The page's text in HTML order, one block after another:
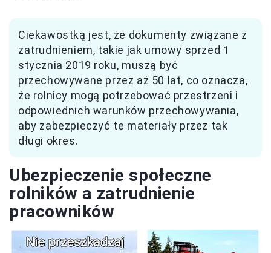
Ciekawostką jest, że dokumenty związane z
zatrudnieniem, takie jak umowy sprzed 1
stycznia 2019 roku, muszą być
przechowywane przez aż 50 lat, co oznacza,
że rolnicy mogą potrzebować przestrzeni i
odpowiednich warunków przechowywania,
aby zabezpieczyć te materiały przez tak
długi okres.
Ubezpieczenie społeczne
rolników a zatrudnienie
pracowników